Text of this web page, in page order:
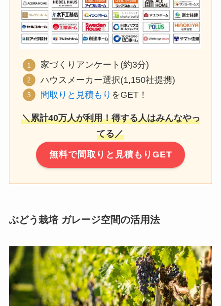
家づくりアンケート(約3分)
ハウスメーカー選択(1,150社提携)
間取りと見積もり をGET！
＼累計40万人が利用！得する人はみんなやっ
てる／
無料で間取りと見積もりGET
ぶどう栽培 ガレージ空間の活用法